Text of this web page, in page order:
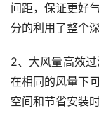
间距，保证更好
分的利用了整个
2、大风量高效
在相同的风量下
空间和节省安装时